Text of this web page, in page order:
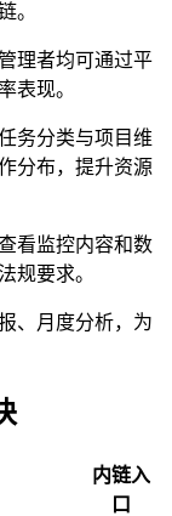
。
理者均可通过平
表现。
务分类与项目维
分布，提升资源
看监控内容和数
规要求。
、月度分析，为
内链入
口